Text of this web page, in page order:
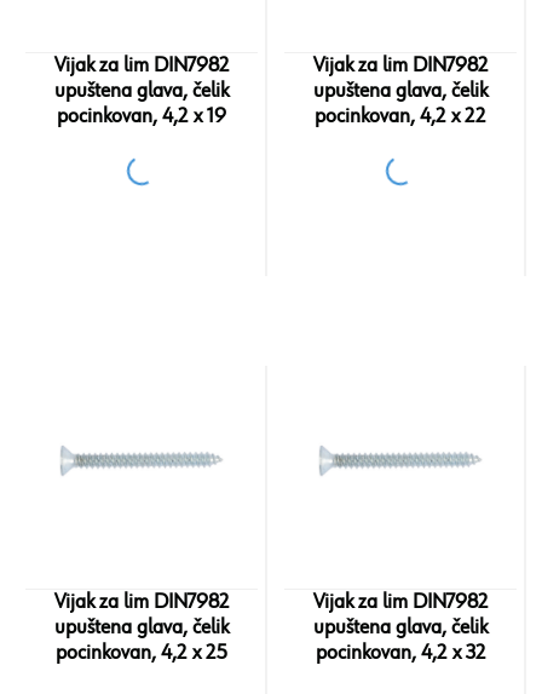
Vijak za lim DIN7982
upuštena glava, čelik
pocinkovan, 4,2 x 19
Vijak za lim DIN7982
upuštena glava, čelik
pocinkovan, 4,2 x 22
Vijak za lim DIN7982
upuštena glava, čelik
pocinkovan, 4,2 x 25
Vijak za lim DIN7982
upuštena glava, čelik
pocinkovan, 4,2 x 32